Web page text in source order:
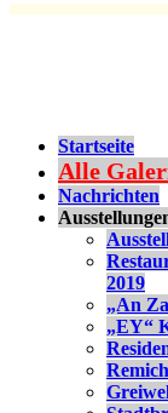
Startseite
Alle
Nachrichten
2019
„An
„EY“